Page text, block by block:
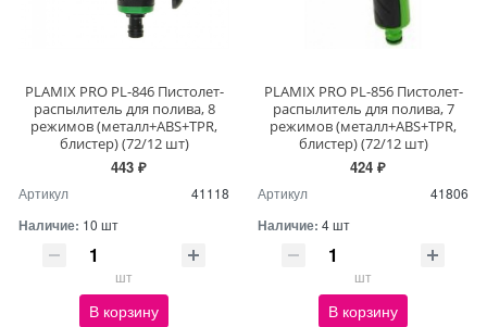
PLAMIX PRO PL-846 Пистолет-
распылитель для полива, 8
режимов (металл+ABS+TPR,
блистер) (72/12 шт)
443 ₽
Артикул 41118
Наличие: 10 шт
шт
В корзину
PLAMIX PRO PL-856 Пистолет-
распылитель для полива, 7
режимов (металл+ABS+TPR,
блистер) (72/12 шт)
424 ₽
Артикул 41806
Наличие: 4 шт
шт
В корзину